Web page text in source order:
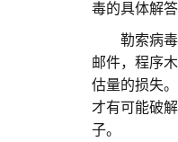
毒的具体解答
勒索病毒，
邮件，程序
估量的损失
才有可能破
子。